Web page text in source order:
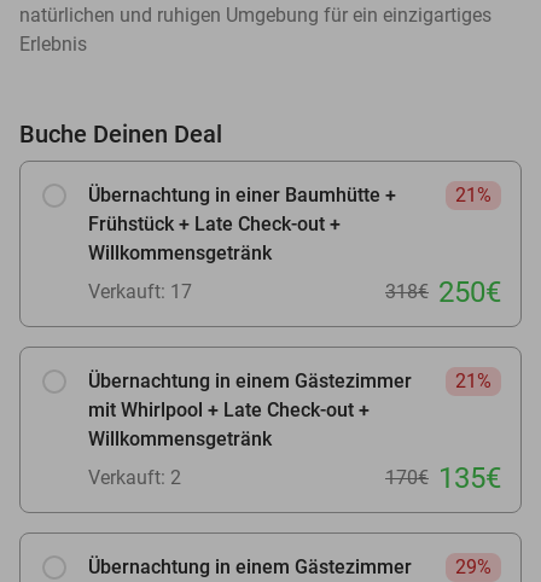
natürlichen und ruhigen Umgebung für ein einzigartiges
Erlebnis
Buche Deinen Deal
Übernachtung in einer Baumhütte +
Frühstück + Late Check-out +
Willkommensgetränk
21%
Verkauft: 17 318€ 250€
Übernachtung in einem Gästezimmer
mit Whirlpool + Late Check-out +
Willkommensgetränk
21%
Verkauft: 2 170€ 135€
Übernachtung in einem Gästezimmer
29%